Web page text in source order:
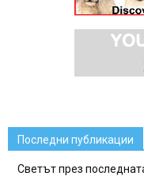
Последни публикации
Светът през